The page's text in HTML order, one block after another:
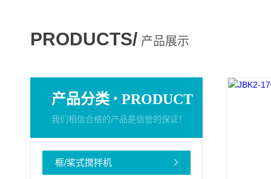
PRODUCTS/ 产品展示
产品分类 · PRODUCT
我们相信合格的产品是信誉的保证！
框/桨式搅拌机